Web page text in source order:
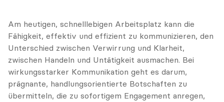
Am heutigen, schnelllebigen Arbeitsplatz kann die
Fähigkeit, effektiv und effizient zu kommunizieren, den
Unterschied zwischen Verwirrung und Klarheit,
zwischen Handeln und Untätigkeit ausmachen. Bei
wirkungsstarker Kommunikation geht es darum,
prägnante, handlungsorientierte Botschaften zu
übermitteln, die zu sofortigem Engagement anregen,